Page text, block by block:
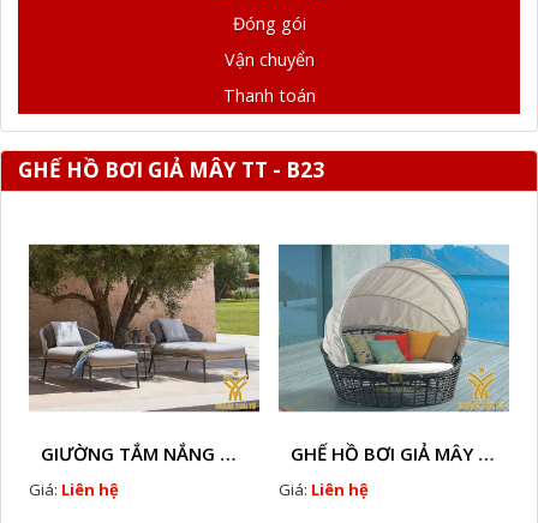
Đóng gói
Vận chuyển
Thanh toán
GHẾ HỒ BƠI GIẢ MÂY TT - B23
GIƯỜNG TẮM NẮNG GIẢ MÂY HTT - B78
Giá: Liên hệ
GHẾ HỒ BƠI GIẢ MÂY HTT - B36
Giá: Liên hệ